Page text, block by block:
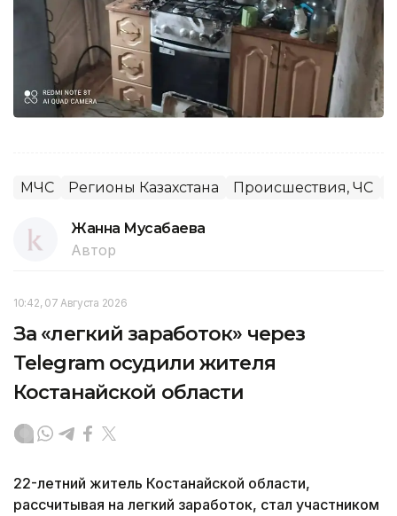
МЧС Регионы Казахстана Происшествия, ЧС
Жанна Мусабаева
Автор
10:42, 07 Августа 2026
За «легкий заработок» через
Telegram осудили жителя
Костанайской области
22-летний житель Костанайской области,
рассчитывая на легкий заработок, стал участником